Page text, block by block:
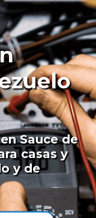
Sauce de
casas y
y de